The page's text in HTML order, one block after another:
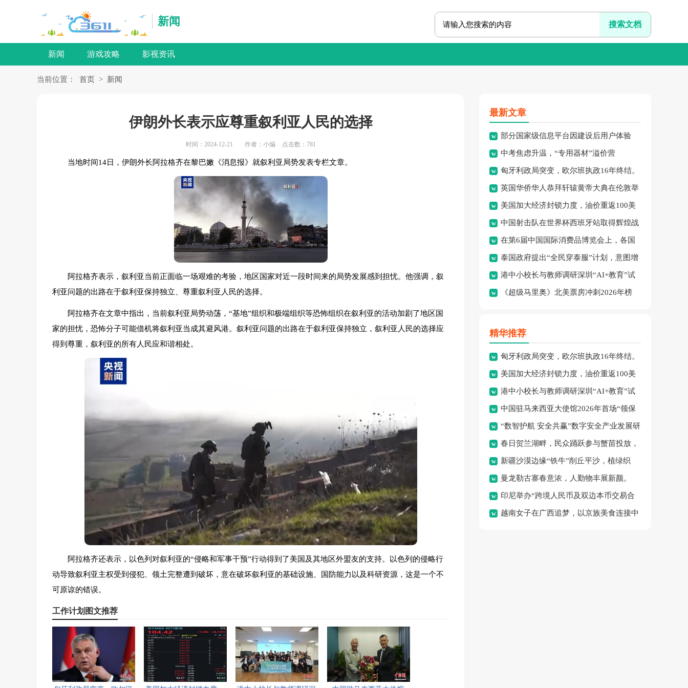
新闻
新闻 游戏攻略 影视资讯
当前位置： 首页 > 新闻
伊朗外长表示应尊重叙利亚人民的选择
时间：2024-12-21 作者：小编 点击数： 781
当地时间14日，伊朗外长阿拉格齐在黎巴嫩《消息报》就叙利亚局势发表专栏文章。
阿拉格齐表示，叙利亚当前正面临一场艰难的考验，地区国家对近一段时间来的局势发展感到担忧。他强调，叙
利亚问题的出路在于叙利亚保持独立、尊重叙利亚人民的选择。
阿拉格齐在文章中指出，当前叙利亚局势动荡，“基地”组织和极端组织等恐怖组织在叙利亚的活动加剧了地区国
家的担忧，恐怖分子可能借机将叙利亚当成其避风港。叙利亚问题的出路在于叙利亚保持独立，叙利亚人民的选择应
得到尊重，叙利亚的所有人民应和谐相处。
阿拉格齐还表示，以色列对叙利亚的“侵略和军事干预”行动得到了美国及其地区外盟友的支持。以色列的侵略行
动导致叙利亚主权受到侵犯、领土完整遭到破坏，意在破坏叙利亚的基础设施、国防能力以及科研资源，这是一个不
可原谅的错误。
工作计划图文推荐
最新文章
部分国家级信息平台因建设后用户体验
差、系统频繁崩溃、信息更新
中考焦虑升温，“专用器材”溢价营
销、“保过”私教乱象频现，家
匈牙利政局突变，欧尔班执政16年终结。
英国华侨华人恭拜轩辕黄帝大典在伦敦举
行，传承中华文化纽带。
美国加大经济封锁力度，油价重返100美
元高点，黄金价格急跌，
中国射击队在世界杯西班牙站取得辉煌战
绩：8金、3银、2铜。
在第6届中国国际消费品博览会上，各国
品牌集中展示了最新消费精
泰国政府提出“全民穿泰服”计划，意图增
强民族文化认同并拓展泰
港中小校长与教师调研深圳“AI+教育”试
点项目，探索智慧课堂
《超级马里奥》北美票房冲刺2026年榜
精华推荐
匈牙利政局突变，欧尔班执政16年终结。
美国加大经济封锁力度，油价重返100美
元高点，黄金价格急跌，
港中小校长与教师调研深圳“AI+教育”试
点项目，探索智慧课堂
中国驻马来西亚大使馆2026年首场“领保
进校园暨平安留学”主
“数智护航 安全共赢”数字安全产业发展研
讨会在穗召开，多方共
春日贺兰湖畔，民众踊跃参与蟹苗投放，
体验“水上春耕”的独特乐
新疆沙漠边缘“铁牛”削丘平沙，植绿织
密“绿围脖”，变荒沙为绿
曼龙勒古寨春意浓，人勤物丰展新颜。
印尼举办“跨境人民币及双边本币交易合
作”论坛，旨在促进区域金
越南女子在广西追梦，以京族美食连接中